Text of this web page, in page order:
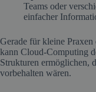
Teams oder
einfacher
Gerade für kleine
kann Cloud-Computing
Strukturen ermöglichen,
vorbehalten wären.